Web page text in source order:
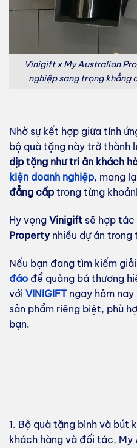
Vinigift x My Australian
nghiệp sang trọng khẳng
Nhờ sự kết hợp giữa tính
bộ quà tặng này trở thành
dịp tặng như tri ân khách
kiện doanh nghiệp, mang
đẳng cấp trong từng
Hy vọng Vinigift sẽ hợp tác
Propertynhiều dự án trong
Nếu bạn đang tìm kiếm
đáo để quảng bá thương
với VINIGIFT ngay hôm
sản phẩm riêng biệt, phù
bạn.
1. Bộ quà tặng bình và
khách hàng và đối tác,